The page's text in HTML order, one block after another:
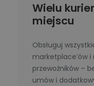
Wielu
miejscu
Obsługuj
marketplace’ów
przewoźników –
umów i